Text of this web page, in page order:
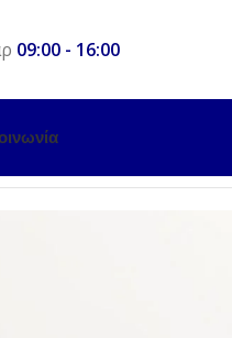
09:00 - 16:00
TURNING